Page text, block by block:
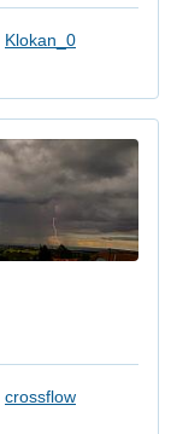
Klokan_0
crossflow